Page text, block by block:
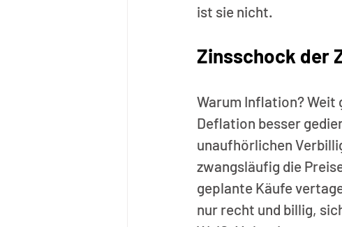
ist sie nicht.
Zinsschock der
Warum Inflation? Weit
Deflation besser
unaufhörlichen
zwangsläufig die
geplante Käufe
nur recht und billig,